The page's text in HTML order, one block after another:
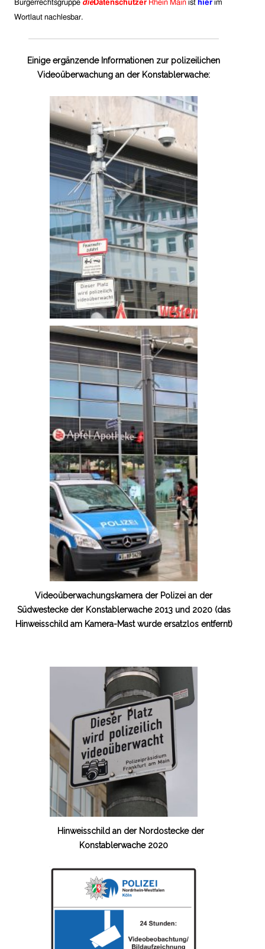
Bürgerrechtsgruppe dieDatenschützer Rhein Main ist hier im
Wortlaut nachlesbar.
Einige ergänzende Informationen zur polizeilichen
Videoüberwachung an der Konstablerwache:
Videoüberwachungskamera der Polizei an der
Südwestecke der Konstablerwache 2013 und 2020 (das
Hinweisschild am Kamera-Mast wurde ersatzlos entfernt)
Hinweisschild an der Nordostecke der
Konstablerwache 2020